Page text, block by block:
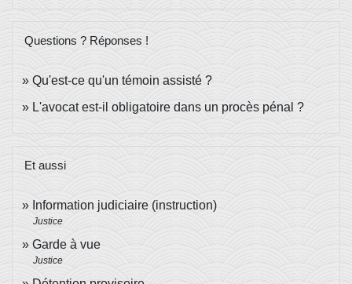
Questions ? Réponses !
Qu'est-ce qu'un témoin assisté ?
L'avocat est-il obligatoire dans un procès pénal ?
Et aussi
Information judiciaire (instruction)
Justice
Garde à vue
Justice